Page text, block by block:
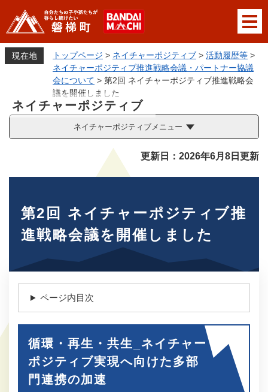
ジ
の
先
メニューを飛ばして本文へ
現在地 トップページ > ネイチャーポジティブ > 活動履歴等 >
ネイチャーポジティブ推進戦略会議・パートナー協議
会について > 第2回 ネイチャーポジティブ推進戦略会
議を開催しました
ネイチャーポジティブ
ネイチャーポジティブメニュー
更新日：2026年6月8日更新
第2回 ネイチャーポジティブ推
進戦略会議を開催しました
ページ内目次
循環・再生・共生_ネイチャー
ポジティブ実現へ向けた多部
門連携の加速